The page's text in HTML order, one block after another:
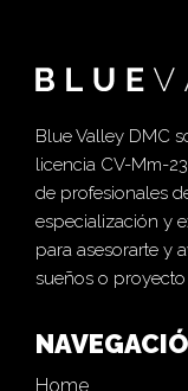
Blue Valley DMC
licencia CV-Mm-
de profesionales
especialización y
para asesorarte y
sueños o proyecto
Home